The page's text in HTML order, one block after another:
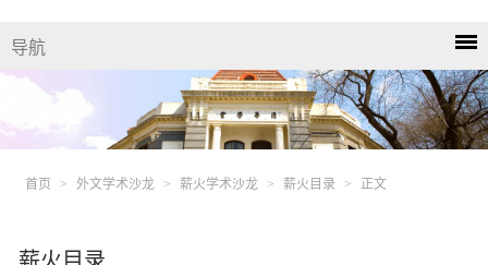
导航
首页 > 外文学术沙龙 > 薪火学术沙龙 > 薪火目录 > 正文